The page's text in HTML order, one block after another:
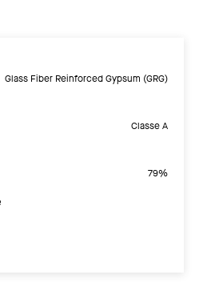
Glass Fiber Reinforced Gypsum (GRG)
Classe A
79%